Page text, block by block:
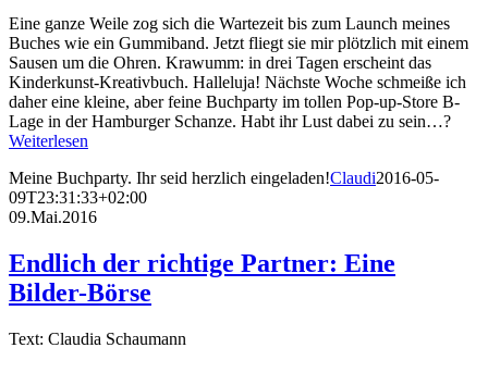
Eine ganze Weile zog sich die Wartezeit bis zum Launch meines
Buches wie ein Gummiband. Jetzt fliegt sie mir plötzlich mit einem
Sausen um die Ohren. Krawumm: in drei Tagen erscheint das
Kinderkunst-Kreativbuch. Halleluja! Nächste Woche schmeiße ich
daher eine kleine, aber feine Buchparty im tollen Pop-up-Store B-
Lage in der Hamburger Schanze. Habt ihr Lust dabei zu sein…?
Weiterlesen
Meine Buchparty. Ihr seid herzlich eingeladen!Claudi2016-05-
09T23:31:33+02:00
09.Mai.2016
Endlich der richtige Partner: Eine
Bilder-Börse
Text: Claudia Schaumann